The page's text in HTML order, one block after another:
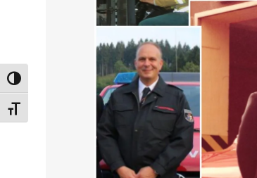
Umschalten auf hohe Kontraste
Schrift vergrößern